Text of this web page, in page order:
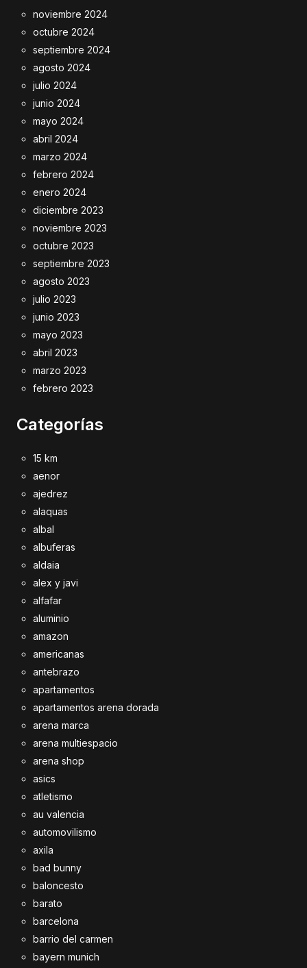
noviembre 2024
octubre 2024
septiembre 2024
agosto 2024
julio 2024
junio 2024
mayo 2024
abril 2024
marzo 2024
febrero 2024
enero 2024
diciembre 2023
noviembre 2023
octubre 2023
septiembre 2023
agosto 2023
julio 2023
junio 2023
mayo 2023
abril 2023
marzo 2023
febrero 2023
Categorías
15 km
aenor
ajedrez
alaquas
albal
albuferas
aldaia
alex y javi
alfafar
aluminio
amazon
americanas
antebrazo
apartamentos
apartamentos arena dorada
arena marca
arena multiespacio
arena shop
asics
atletismo
au valencia
automovilismo
axila
bad bunny
baloncesto
barato
barcelona
barrio del carmen
bayern munich